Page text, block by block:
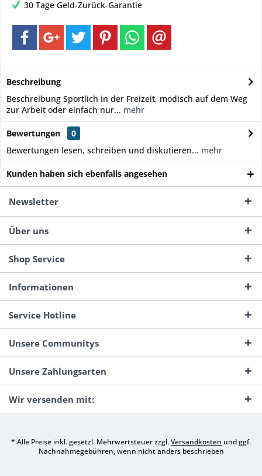
30 Tage Geld-Zurück-Garantie
Beschreibung
Beschreibung Sportlich in der Freizeit, modisch auf dem Weg
zur Arbeit oder einfach nur... mehr
Bewertungen
0
Bewertungen lesen, schreiben und diskutieren... mehr
Kunden haben sich ebenfalls angesehen
Newsletter
Über uns
Shop Service
Informationen
Service Hotline
Unsere Communitys
Unsere Zahlungsarten
Wir versenden mit:
* Alle Preise inkl. gesetzl. Mehrwertsteuer zzgl.Versandkosten und ggf.
Nachnahmegebühren, wenn nicht anders beschrieben